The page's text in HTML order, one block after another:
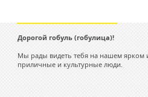
Дорогой гобуль (гобулица)!
Мы рады видеть тебя на нашем ярком
приличные и культурные люди.